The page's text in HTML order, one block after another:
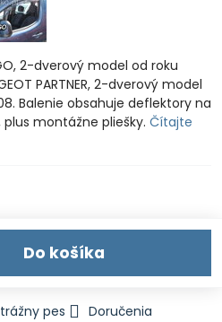
2-dverový model od roku
PARTNER, 2-dverový model
Balenie obsahuje deflektory na
montážne pliešky. Čítajte
Do košíka
pes
Doručenia